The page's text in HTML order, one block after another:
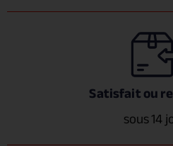
Satisfait ou
sous 14